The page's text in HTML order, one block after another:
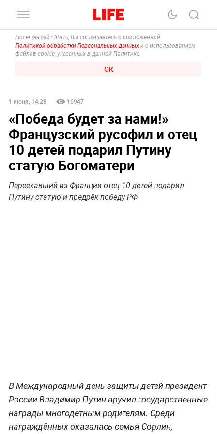
Посещая сайт life.ru, Вы соглашаетесь с приложенной
Политикой обработки Персональных данных и с использованием
файлов cookie, указанных в данной Политике.
ОК
1 июня, 14:28 16947
«Победа будет за нами!‎»
Французский русофил и отец
10 детей подарил Путину
статую Богоматери
Переехавший из Франции отец 10 детей подарил
Путину статую и предрёк победу РФ
В Международный день защиты детей президент
России Владимир Путин вручил государственные
награды многодетным родителям. Среди
награждённых оказалась семья Сорлин,